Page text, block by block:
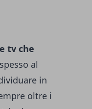
tv che
al
in
oltre i